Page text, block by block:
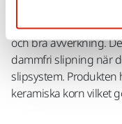
Abranet Ace HD är
träslag, komposit
och bra avverkning.
dammfri slipning när
slipsystem.
keramiska korn vilket